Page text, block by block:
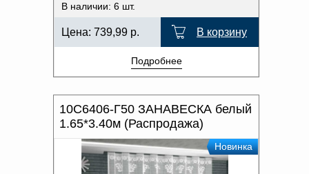
В наличии: 6 шт.
Цена: 739,99 р. В корзину
Подробнее
10С6406-Г50 ЗАНАВЕСКА белый
1.65*3.40м (Распродажа)
Новинка